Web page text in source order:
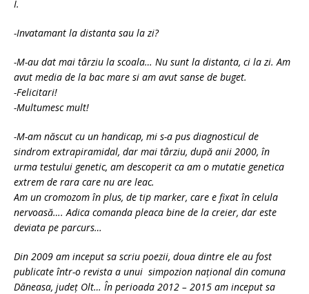
I.
-Invatamant la distanta sau la zi?
-M-au dat mai târziu la scoala… Nu sunt la distanta, ci la zi. Am
avut media de la bac mare si am avut sanse de buget.
-Felicitari!
-Multumesc mult!
-M-am născut cu un handicap, mi s-a pus diagnosticul de
sindrom extrapiramidal, dar mai târziu, după anii 2000, în
urma testului genetic, am descoperit ca am o mutatie genetica
extrem de rara care nu are leac.
Am un cromozom în plus, de tip marker, care e fixat în celula
nervoasă…. Adica comanda pleaca bine de la creier, dar este
deviata pe parcurs…
Din 2009 am inceput sa scriu poezii, doua dintre ele au fost
publicate într-o revista a unui simpozion național din comuna
Dăneasa, județ Olt… În perioada 2012 – 2015 am inceput sa